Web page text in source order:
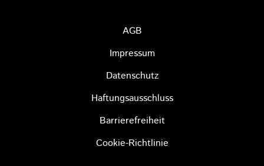
AGB
Impressum
Datenschutz
Haftungsausschluss
Barrierefreiheit
Cookie-Richtlinie